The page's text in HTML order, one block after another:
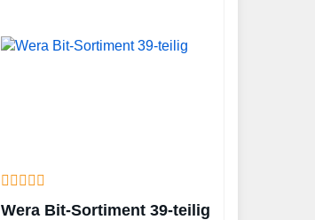
Wera Bit-Sortiment 39-teilig